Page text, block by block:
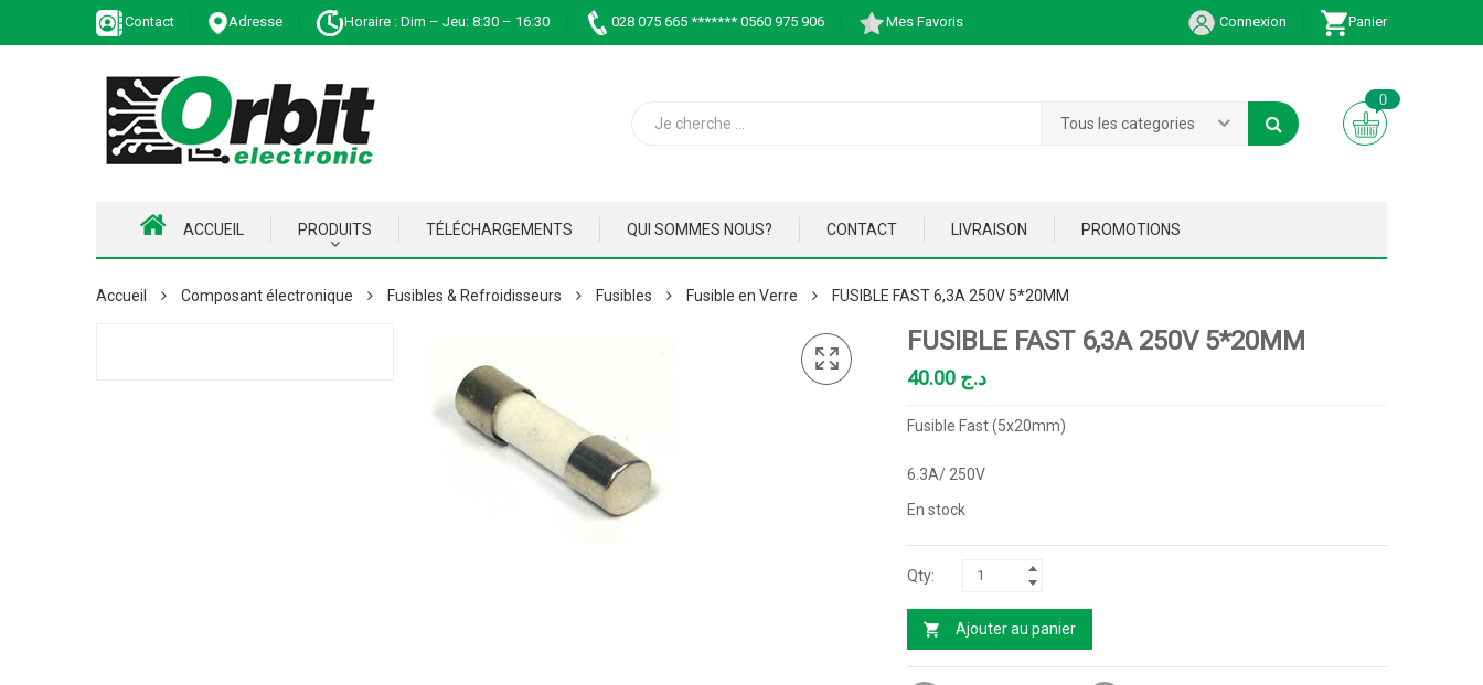
Contact Adresse Horaire : Dim – Jeu: 8:30 – 16:30 028 075 665 ******* 0560 975 906 Mes Favoris Connexion Panier
Tous les categories
0
ACCUEIL PRODUITS TÉLÉCHARGEMENTS QUI SOMMES NOUS? CONTACT LIVRAISON PROMOTIONS
Accueil Composant électronique Fusibles & Refroidisseurs Fusibles Fusible en Verre FUSIBLE FAST 6,3A 250V 5*20MM
FUSIBLE FAST 6,3A 250V 5*20MM
د.ج
Fusible Fast (5x20mm)
6.3A/ 250V
En stock
Ajouter au panier